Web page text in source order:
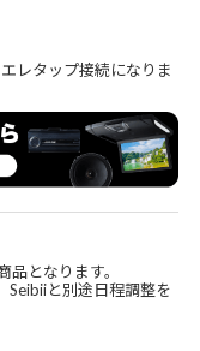
プ接続になりま
品となります。
Seibiiと別途日程調整を